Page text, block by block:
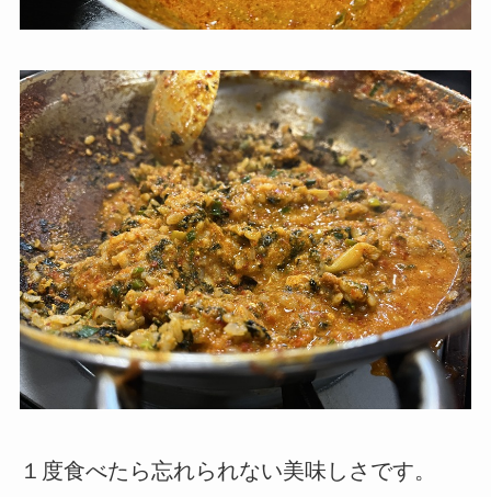
１度食べたら忘れられない美味しさです。